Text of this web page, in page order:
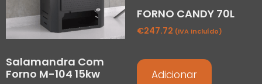
Salamandra Com
Forno M-104 15kw
FORNO CANDY 70L
€247.72 (IVA Incluído)
Adicionar